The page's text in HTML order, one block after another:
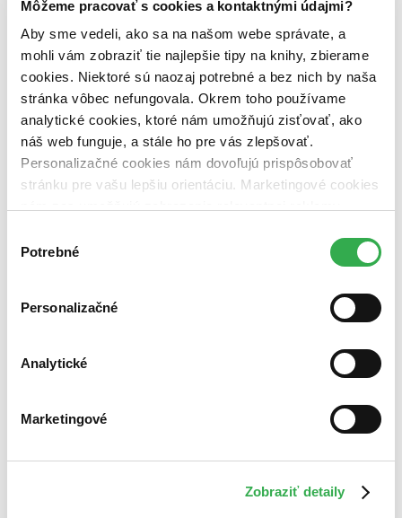
Môžeme pracovať s cookies a kontaktnými údajmi?
Aby sme vedeli, ako sa na našom webe správate, a
mohli vám zobraziť tie najlepšie tipy na knihy, zbierame
cookies. Niektoré sú naozaj potrebné a bez nich by naša
stránka vôbec nefungovala. Okrem toho používame
analytické cookies, ktoré nám umožňujú zisťovať, ako
náš web funguje, a stále ho pre vás zlepšovať.
Personalizačné cookies nám dovoľujú prispôsobovať
stránku pre vašu lepšiu orientáciu. Marketingové cookies
nám pomohlo, keby sme mohli používať všetky tieto
súhlasu
Potrebné
Personalizačné
Analytické
Marketingové
Zobraziť detaily
pripravujeme (0 titulov)pripravujeme
vypredaných)
Nové / čítané
nová (0 titulov)
čítaná (0 titulov)čítaná
čítaná - výborný stav (0 titulov)čítaná - výborný stav
čítaná - mierne opotrebovaná (0 titulov)čítaná - mierne
opotrebovaná
čítané verzie vypredaných kníh (0 titulov) čítané verzie
vypredaných kníh
Top hodnotené
Najlacnejšie
Najvyššia zľava